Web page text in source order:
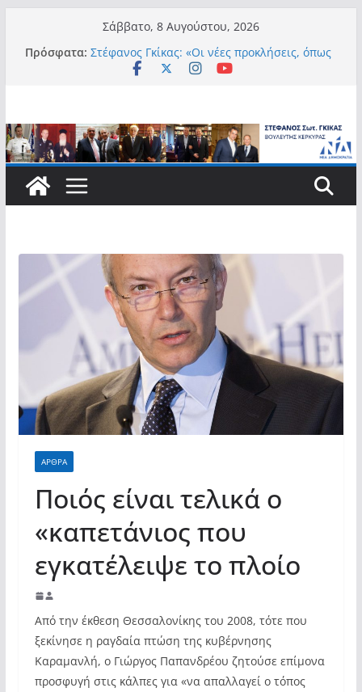
περιεχόμενο
Σάββατο, 8 Αυγούστου, 2026
Πρόσφατα: Στέφανος Γκίκας: «Οι νέες προκλήσεις, όπως
η τεχνητή νοημοσύνη, η κλιματική κρίση, η
απαντήσεις»
Στέφανος Γκίκας:
Στέφανος Γκίκας:
Στέφανος Γκίκας: «Η πρωτοβουλία “Smart
καθημερινότητάς τους»
Στέφανος Γκίκας: «Καλωσορίζω θερμά τους
911 νέους φοιτητές που επέλεξαν τα 6
Τμήματα της Κέρκυρας για τις σπουδές
τους»
ΑΡΘΡΑ
Ποιός είναι τελικά ο
«καπετάνιος που
εγκατέλειψε το πλοίο
Από την έκθεση Θεσσαλονίκης του 2008, τότε που
ξεκίνησε η ραγδαία πτώση της κυβέρνησης
Καραμανλή, ο Γιώργος Παπανδρέου ζητούσε επίμονα
προσφυγή στις κάλπες για «να απαλλαγεί ο τόπος